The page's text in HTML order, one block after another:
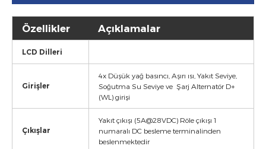
Özellikler Açıklamalar
LCD Dilleri
Girişler
4x Düşük yağ basıncı, Aşırı ısı, Yakıt Seviye,
Soğutma Su Seviye ve Şarj Alternatör D+
(WL) girişi
Çıkışlar
Yakıt çıkışı (5A@28VDC) Röle çıkışı 1
numaralı DC besleme terminalinden
beslenmektedir